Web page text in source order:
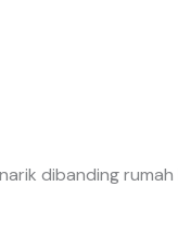
dibanding